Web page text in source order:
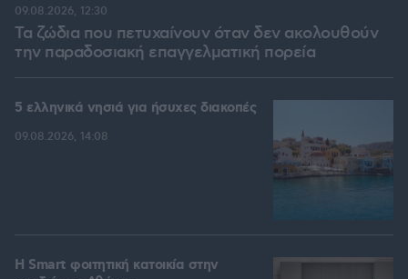
Τα ζώδια που πετυχαίνουν όταν δεν ακολουθούν
την παραδοσιακή επαγγελματική πορεία
09.08.2026, 12:30
5 ελληνικά νησιά για ήσυχες διακοπές
09.08.2026, 14:08
Η Smart φοιτητική κατοικία στην